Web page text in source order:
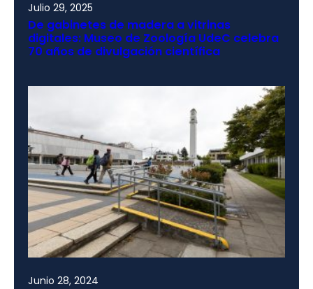
Julio 29, 2025
De gabinetes de madera a vitrinas
digitales: Museo de Zoología UdeC celebra
70 años de divulgación científica
Junio 28, 2024